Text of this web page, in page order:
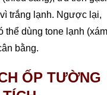
trắng lạnh. Ngược lại,
thể dùng tone lạnh
bằng.
ỐP TƯỜNG